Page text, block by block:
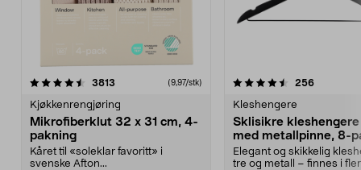
3813 anmeldelser(9,97/stk)
Kjøkkenrengjøring
Mikrofiberklut 32 x 31 cm, 4-
pakning
Kåret til «soleklar favoritt» i
svenske Afton...
4.5av 5 stjerner 256
Kleshengere
Sklisikre
med metallpinne, 8-
Elegant og skikkelig
tre og metall – finnes i
4.5av 5 stjerner